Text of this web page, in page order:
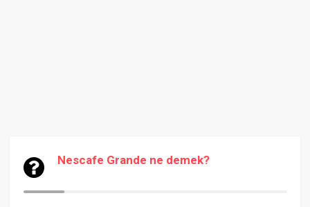
Nescafe Grande ne demek?